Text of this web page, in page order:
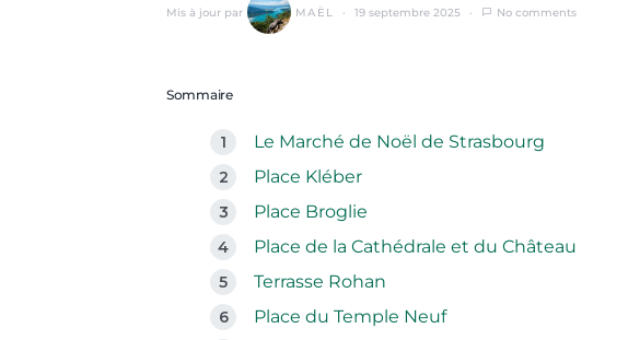
Mis à jour par MAËL 19 septembre 2025 No comments
Sommaire
Le Marché de Noël de Strasbourg
Place Kléber
Place Broglie
Place de la Cathédrale et du Château
Terrasse Rohan
Place du Temple Neuf